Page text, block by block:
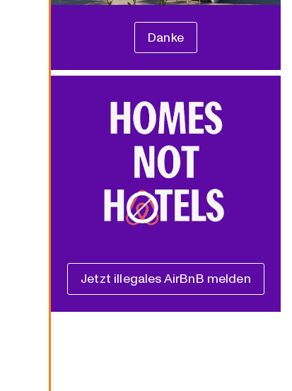
Danke
Jetzt illegales AirBnB melden